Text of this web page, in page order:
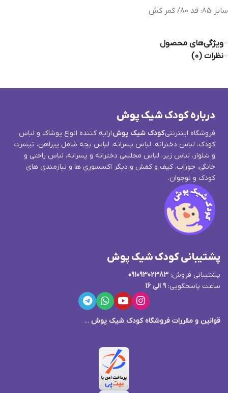
سایز 85: قد 80/ کمر کش
ویژگی‌های محصول
نظرات (0)
درباره کودک شیک پوش
فروشگاه اینترنتیکودک شیک پوشارایه کننده انواع پوشاک و لباس
کودک، لباس دخترانه، لباس پسرانه، لباس بچه شامل پیراهن، تیشرت
و شلوار، لباس زیر، لباس مجلسی دخترانه و پسرانه، لباس راحتی و
خانگی، جوراب، کیف و کفش و دیگر اکسسوری ها و نیازمندی های
کودک و نوجوان.
پشتیبانی کودک شیک پوش
پشتیبانی فروش: 09109302383
ساعت پاسخگویی: 9 الی 16
قوانین و مقررات فروشگاه کودک شیک پوش ...